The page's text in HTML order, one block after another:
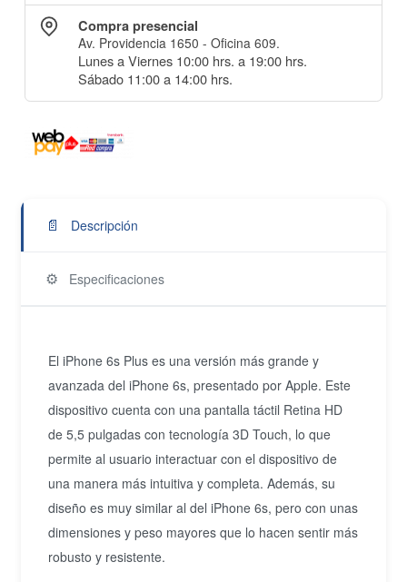
Compra presencial
Av. Providencia 1650 - Oficina 609.
Lunes a Viernes 10:00 hrs. a 19:00 hrs.
Sábado 11:00 a 14:00 hrs.
📄 Descripción
⚙️ Especificaciones
El iPhone 6s Plus es una versión más grande y
avanzada del iPhone 6s, presentado por Apple. Este
dispositivo cuenta con una pantalla táctil Retina HD
de 5,5 pulgadas con tecnología 3D Touch, lo que
permite al usuario interactuar con el dispositivo de
una manera más intuitiva y completa. Además, su
diseño es muy similar al del iPhone 6s, pero con unas
dimensiones y peso mayores que lo hacen sentir más
robusto y resistente.